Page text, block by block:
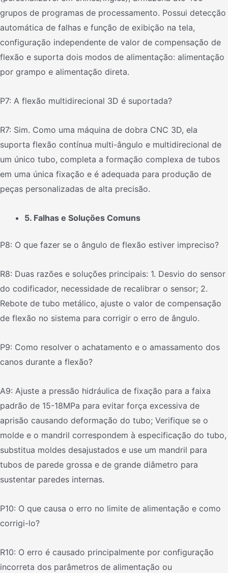
grupos de programas de processamento. Possui detecção
automática de falhas e função de exibição na tela,
configuração independente de valor de compensação de
flexão e suporta dois modos de alimentação: alimentação
por grampo e alimentação direta.
P7: A flexão multidirecional 3D é suportada?
R7: Sim. Como uma máquina de dobra CNC 3D, ela
suporta flexão contínua multi-ângulo e multidirecional de
um único tubo, completa a formação complexa de tubos
em uma única fixação e é adequada para produção de
peças personalizadas de alta precisão.
5. Falhas e Soluções Comuns
P8: O que fazer se o ângulo de flexão estiver impreciso?
R8: Duas razões e soluções principais: 1. Desvio do sensor
do codificador, necessidade de recalibrar o sensor; 2.
Rebote de tubo metálico, ajuste o valor de compensação
de flexão no sistema para corrigir o erro de ângulo.
P9: Como resolver o achatamento e o amassamento dos
canos durante a flexão?
A9: Ajuste a pressão hidráulica de fixação para a faixa
padrão de 15-18MPa para evitar força excessiva de
aprisão causando deformação do tubo; Verifique se o
molde e o mandril correspondem à especificação do tubo,
substitua moldes desajustados e use um mandril para
tubos de parede grossa e de grande diâmetro para
sustentar paredes internas.
P10: O que causa o erro no limite de alimentação e como
corrigi-lo?
R10: O erro é causado principalmente por configuração
incorreta dos parâmetros de alimentação ou